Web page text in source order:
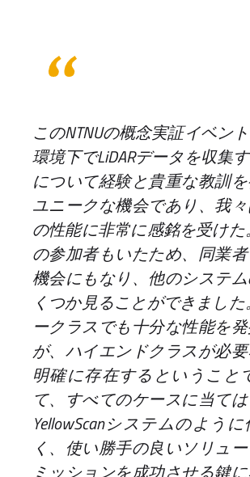
このNTNUの概念実証イベン
環境下でLiDARデータを収集
について経験と貴重な教訓
ユニークな機会であり、我
の性能に非常に感銘を受け
の参加者もいたため、同業
機会にもなり、他のシステ
くつか見ることができまし
ークラスでも十分な性能を
が、ハイエンドクラスが必
明確に存在するということ
て、すべてのケースに当ては
YellowScanシステムのよう
く、使い勝手の良いソリュー
ミッションを成功させる鍵